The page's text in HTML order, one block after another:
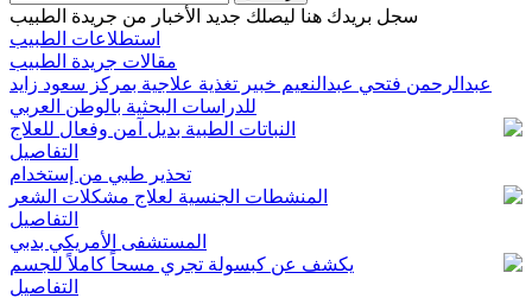
سجل بريدك هنا ليصلك جديد الأخبار من جريدة الطبيب
استطلاعات الطبيب
مقالات جريدة الطبيب
عبدالرحمن فتحي عبدالنعيم خبير تغذية علاجية بمركز سعود زايد
للدراسات البحثية بالوطن العربي
النباتات الطبية بديل آمن وفعال للعلاج
التفاصيل
تحذير طبي من إستخدام
المنشطات الجنسية لعلاج مشكلات الشعر
التفاصيل
المستشفى الأمريكي بدبي
يكشف عن كبسولة تجري مسحاً كاملاً للجسم
التفاصيل